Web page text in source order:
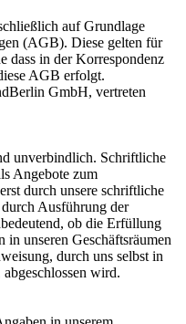
auf Grundlage
(AGB). Diese gelten für
dass in der Korrespondenz
AGB erfolgt.
GmbH, vertreten
unverbindlich. Schriftliche
Angebote zum
durch unsere schriftliche
Ausführung der
ob die Erfüllung
unseren Geschäftsräumen
durch uns selbst in
wird.